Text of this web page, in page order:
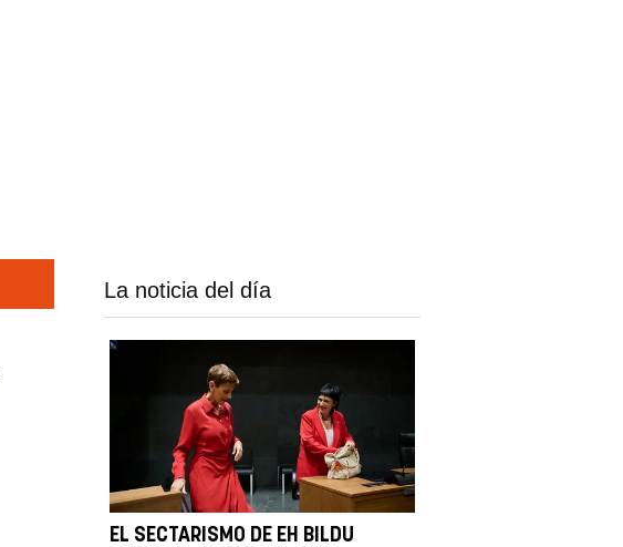
La noticia del día
EL SECTARISMO DE EH BILDU